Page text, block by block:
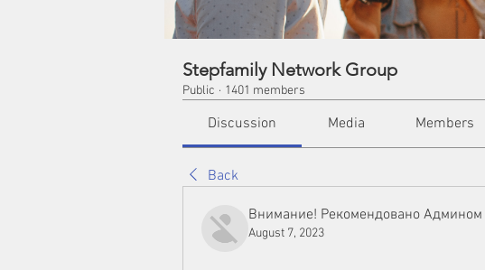
Stepfamily Network Group
Public · 1401 members
Discussion Media Members
Back
Внимание! Рекомендовано Админом
August 7, 2023